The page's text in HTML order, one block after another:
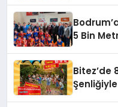
5 Bin
Bitez’de